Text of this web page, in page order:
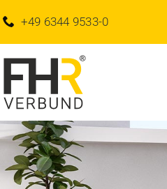
Inhalt
+49 6344 9533-0